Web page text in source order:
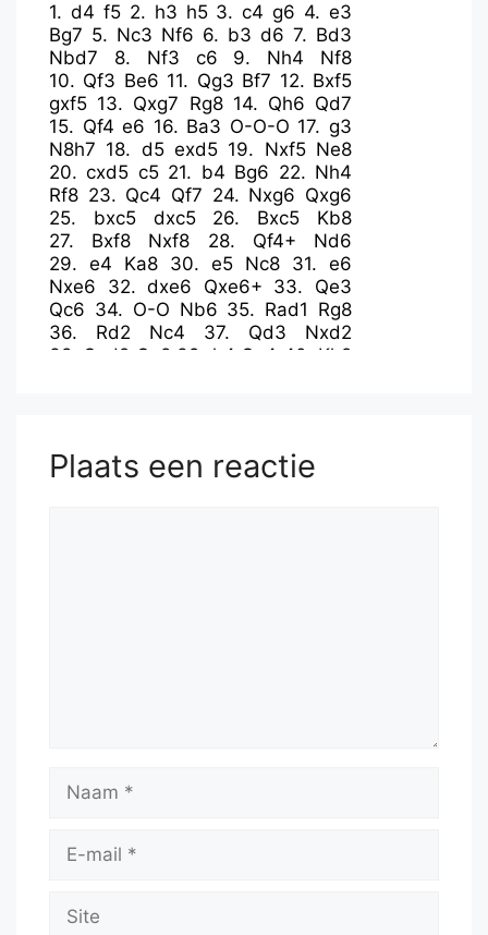
1. d4 f5 2. h3 h5 3.c4 g6 4.e3
Bg7 5. Nc3 Nf6 6. b3 d6 7. Bd3
Nbd7
8. Nf3 c6 9. Nh4
Nf8
10. Qf3 Be6 11. Qg3 Bf7 12. Bxf5
gxf5 13. Qxg7 Rg8 14. Qh6 Qd7
15. Qf4 e6 16. Ba3 O-O-O 17.g3
N8h7 18. d5 exd5 19. Nxf5 Ne8
20.cxd5 c5 21. b4 Bg6 22. Nh4
Rf8 23. Qc4 Qf7 24. Nxg6 Qxg6
25. bxc5 dxc5 26. Bxc5
Kb8
27. Bxf8 Nxf8 28. Qf4+
Nd6
29. e4 Ka8 30. e5 Nc8 31. e6
Nxe6
32.dxe6 Qxe6+ 33. Qe3
Qc6 34. O-O Nb6 35. Rad1 Rg8
36. Rd2 Nc4 37. Qd3
Nxd2
38.
Qxd2 Qc8 39. h4 Qc4 40. Kh2
Plaats een reactie
Naam
Site